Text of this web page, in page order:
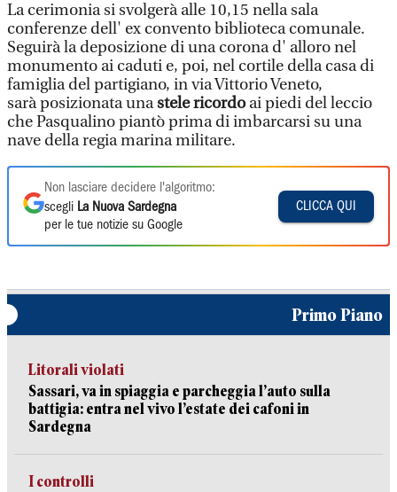
La cerimonia si svolgerà alle 10,15 nella sala
conferenze dell' ex convento biblioteca comunale.
Seguirà la deposizione di una corona d' alloro nel
monumento ai caduti e, poi, nel cortile della casa di
famiglia del partigiano, in via Vittorio Veneto,
sarà posizionata unastele ricordoai piedi del leccio
che Pasqualino piantò prima di imbarcarsi su una
nave della regia marina militare.
Non lasciare decidere l'algoritmo:
scegli La Nuova Sardegna
per le tue notizie su Google
CLICCA QUI
Primo Piano
Litorali violati
Sassari, va in spiaggia e parcheggia l’auto sulla
battigia: entra nel vivo l’estate dei cafoni in
Sardegna
I controlli